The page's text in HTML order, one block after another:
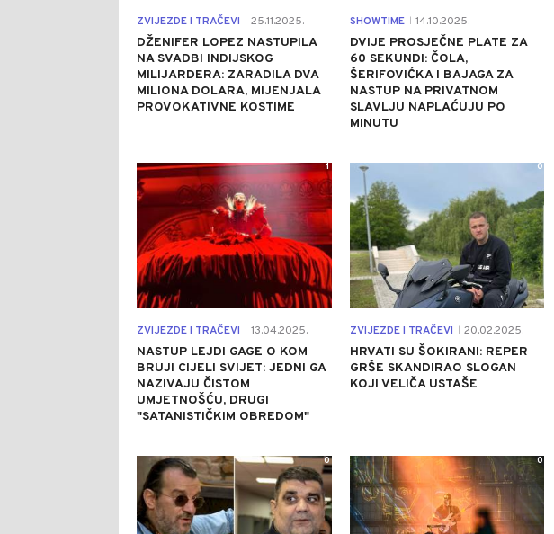
ZVIJEZDE I TRAČEVI 25.11.2025.
DŽENIFER LOPEZ NASTUPILA
NA SVADBI INDIJSKOG
MILIJARDERA: ZARADILA DVA
MILIONA DOLARA, MIJENJALA
PROVOKATIVNE KOSTIME
SHOWTIME 14.10.2025.
DVIJE PROSJEČNE PLATE ZA
60 SEKUNDI: ČOLA,
ŠERIFOVIĆKA I BAJAGA ZA
NASTUP NA PRIVATNOM
SLAVLJU NAPLAĆUJU PO
MINUTU
ZVIJEZDE I TRAČEVI 13.04.2025.
NASTUP LEJDI GAGE O KOM
BRUJI CIJELI SVIJET: JEDNI GA
NAZIVAJU ČISTOM
UMJETNOŠĆU, DRUGI
"SATANISTIČKIM OBREDOM"
1
ZVIJEZDE I TRAČEVI 20.02.2025.
HRVATI SU ŠOKIRANI: REPER
GRŠE SKANDIRAO SLOGAN
KOJI VELIČA USTAŠE
0
0 0